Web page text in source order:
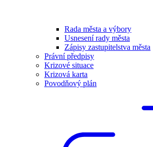
Rada města a výbory
Usnesení rady města
Zápisy zastupitelstva města
Právní předpisy
Krizové situace
Krizová karta
Povodňový plán